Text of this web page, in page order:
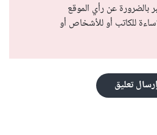
بالضرورة عن رأي الموقع
للكاتب أو للأشخاص أو
إرسال تعليق